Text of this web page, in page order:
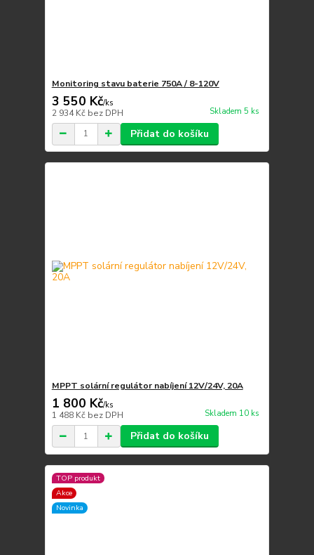
Monitoring stavu baterie 750A / 8-120V
3 550 Kč/ks
2 934 Kč bez DPH Skladem 5 ks
Přidat do košíku
MPPT solární regulátor nabíjení 12V/24V, 20A
1 800 Kč/ks
1 488 Kč bez DPH Skladem 10 ks
Přidat do košíku
TOP produkt
Akce
Novinka